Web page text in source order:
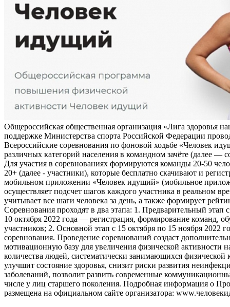
Общероссийская общественная организация «Лига здоровья
поддержке Министерства спорта Российской Федерации
Всероссийские соревнования по фоновой ходьбе «Человек
различных категорий населения в командном зачёте (далее —
Для участия в соревнованиях формируются команды 20-50
20+ (далее - участники), которые бесплатно скачивают и
мобильном приложении «Человек идущий» (мобильное
осуществляет подсчет шагов каждого участника в реальном
учитывает все шаги человека за день, а также формирует
Соревнования проходят в два этапа: 1. Предварительный этап
10 октября 2022 года — регистрация, формирование команд,
участников; 2. Основной этап с 15 октября по 15 ноября 2022
соревнования. Проведение соревнований создаст
мотивационную базу для увеличения физической активности
количества людей, систематически занимающихся физической
улучшит состояние здоровья, снизит риски развития
заболеваний, позволит развить современные
числе у лиц старшего поколения. Подробная информация о
размещена на официальном сайте организатора: